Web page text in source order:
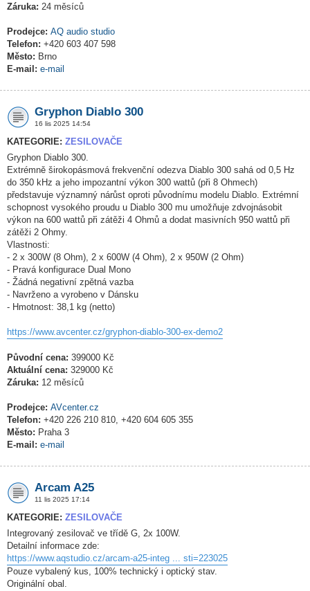
Záruka: 24 měsíců
Prodejce: AQ audio studio
Telefon: +420 603 407 598
Město: Brno
E-mail: e-mail
Gryphon Diablo 300
16 lis 2025 14:54
KATEGORIE: ZESILOVAČE
Gryphon Diablo 300.
Extrémně širokopásmová frekvenční odezva Diablo 300 sahá od 0,5 Hz
do 350 kHz a jeho impozantní výkon 300 wattů (při 8 Ohmech)
představuje významný nárůst oproti původnímu modelu Diablo. Extrémní
schopnost vysokého proudu u Diablo 300 mu umožňuje zdvojnásobit
výkon na 600 wattů při zátěži 4 Ohmů a dodat masivních 950 wattů při
zátěži 2 Ohmy.
Vlastnosti:
- 2 x 300W (8 Ohm), 2 x 600W (4 Ohm), 2 x 950W (2 Ohm)
- Pravá konfigurace Dual Mono
- Žádná negativní zpětná vazba
- Navrženo a vyrobeno v Dánsku
- Hmotnost: 38,1 kg (netto)
https://www.avcenter.cz/gryphon-diablo-300-ex-demo2
Původní cena: 399000 Kč
Aktuální cena: 329000 Kč
Záruka: 12 měsíců
Prodejce: AVcenter.cz
Telefon: +420 226 210 810, +420 604 605 355
Město: Praha 3
E-mail: e-mail
Arcam A25
11 lis 2025 17:14
KATEGORIE: ZESILOVAČE
Integrovaný zesilovač ve třídě G, 2x 100W.
Detailní informace zde:
https://www.aqstudio.cz/arcam-a25-integ ... sti=223025
Pouze vybalený kus, 100% technický i optický stav.
Originální obal.